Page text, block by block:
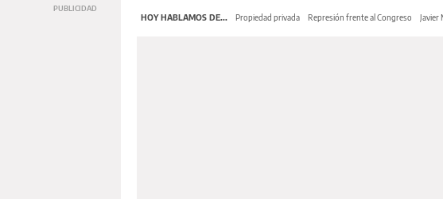
HOY HABLAMOS DE... Propiedad privada Represión frente al Congreso Javier